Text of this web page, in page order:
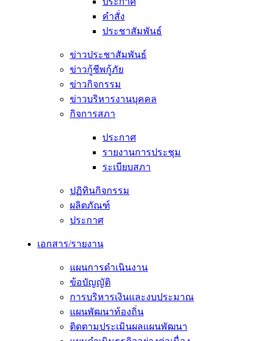
คำสั่ง
ประชาสัมพันธ์
ข่าวประชาสัมพันธ์
ข่าวกู้ชีพกู้ภัย
ข่าวกิจกรรม
ข่าวบริหารงานบุคคล
กิจการสภา
ประกาศ
รายงานการประชุม
ระเบียบสภา
ปฏิทินกิจกรรม
ผลิตภัณฑ์
ประกาศ
เอกสาร/รายงาน
แผนการดำเนินงาน
ข้อบัญญัติ
การบริหารเงินและงบประมาณ
แผนพัฒนาท้องถิ่น
ติดตามประเมินผลแผนพัฒนา